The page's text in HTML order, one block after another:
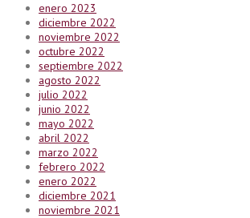
enero 2023
diciembre 2022
noviembre 2022
octubre 2022
septiembre 2022
agosto 2022
julio 2022
junio 2022
mayo 2022
abril 2022
marzo 2022
febrero 2022
enero 2022
diciembre 2021
noviembre 2021